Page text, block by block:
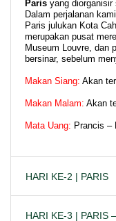
Paris yang diorganisir
Dalam perjalanan
Paris julukan Kota
merupakan pusat
Museum Louvre, dan
bersinar, sebelum
Makan Siang: Akan
Makan Malam: Akan
Mata Uang: Prancis –
HARI KE-2 | PARIS
HARI KE-3 | PARIS